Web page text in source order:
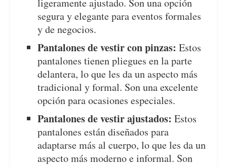
ligeramente ajustado. Son una opción
segura y elegante para eventos formales
y de negocios.
Pantalones de vestir con pinzas: Estos
pantalones tienen pliegues en la parte
delantera, lo que les da un aspecto más
tradicional y formal. Son una excelente
opción para ocasiones especiales.
Pantalones de vestir ajustados: Estos
pantalones están diseñados para
adaptarse más al cuerpo, lo que les da un
aspecto más moderno e informal. Son